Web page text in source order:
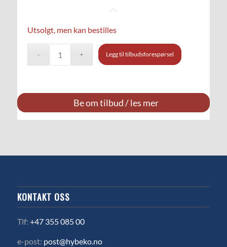
Utsolgt, men kan bestilles
Legg til tilbudsforespørsel
Be om tilbud / les mer
KONTAKT OSS
Tlf: +47 355 085 00
e-post: post@hybeko.no